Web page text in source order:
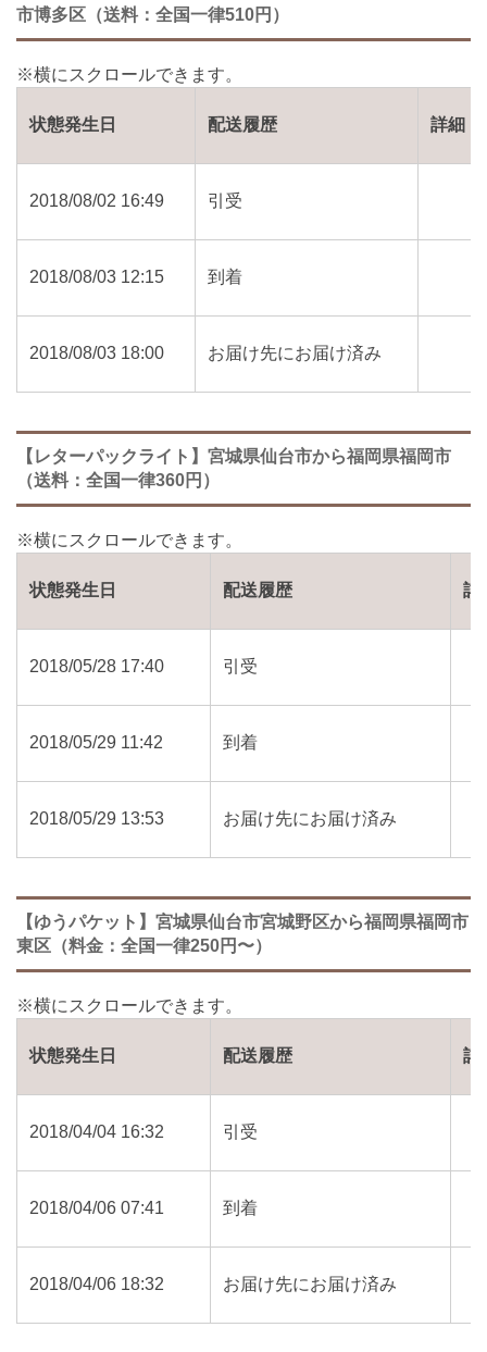
市博多区（送料：全国一律510円）
状態発生日 配送履歴 詳細
2018/08/02 16:49 引受
2018/08/03 12:15 到着
2018/08/03 18:00 お届け先にお届け済み
【レターパックライト】宮城県仙台市から福岡県福岡市
（送料：全国一律360円）
状態発生日 配送履歴 詳
2018/05/28 17:40 引受
2018/05/29 11:42 到着
2018/05/29 13:53 お届け先にお届け済み
【ゆうパケット】宮城県仙台市宮城野区から福岡県福岡市
東区（料金：全国一律250円〜）
状態発生日 配送履歴 詳
2018/04/04 16:32 引受
2018/04/06 07:41 到着
2018/04/06 18:32 お届け先にお届け済み